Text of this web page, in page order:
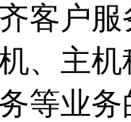
客户
、主
等业